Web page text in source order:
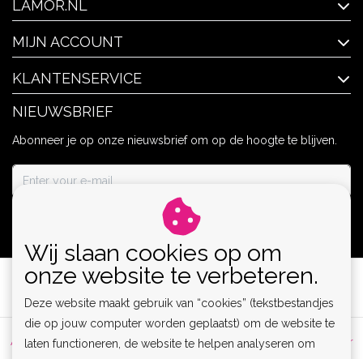
LAMOR.NL
MIJN ACCOUNT
KLANTENSERVICE
NIEUWSBRIEF
Abonneer je op onze nieuwsbrief om op de hoogte te blijven.
Algemene voorwaarden | Privacy Policy | Sitemap |
Disclaimer
Wij slaan cookies op om
onze website te verbeteren.
Deze website maakt gebruik van “cookies” (tekstbestandjes
die op jouw computer worden geplaatst) om de website te
laten functioneren, de website te helpen analyseren om